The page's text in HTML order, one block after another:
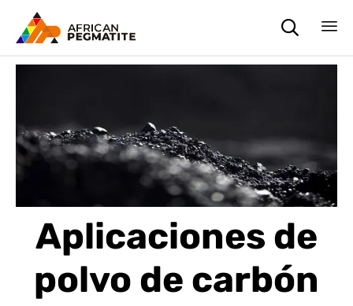

Aplicaciones de
polvo de carbón